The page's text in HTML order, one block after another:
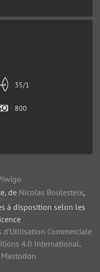
35/1
800
de Nicolas Boulesteix,
à disposition selon les
Commerciale
4.0 International.